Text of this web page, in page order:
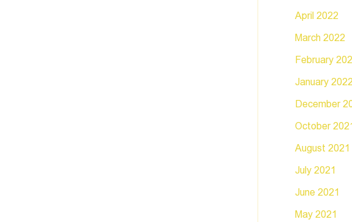
April 2022
March 2022
February
January
December
October 2021
August 2021
July 2021
June 2021
May 2021